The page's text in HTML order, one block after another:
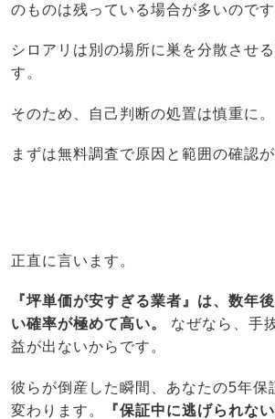
のものは残っている場合が多いのです
シロアリは別の場所に巣を分散させ
す。
そのため、自己判断の処置は慎重に。
まずは無料調査で原因と範囲の確認が
正直に言います。
『坪単価が安すぎる業者』は、数年
い確率が極めて高い。
なぜなら、手
益が出ないからです。
彼らが倒産した瞬間、あなたの5年保
変わります。
『保証中に逃げられな